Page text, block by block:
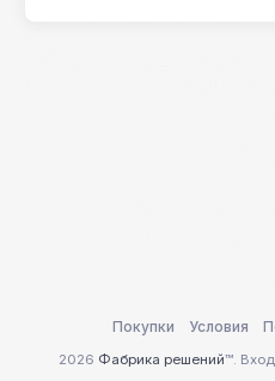
2026 Фабрика решений™.
Покупки Условия